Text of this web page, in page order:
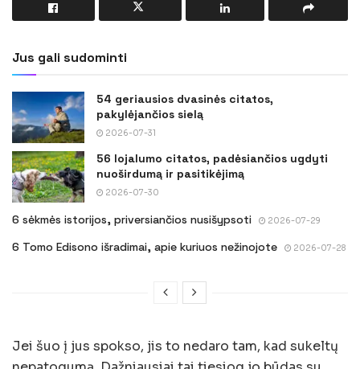
Jus gali sudominti
54 geriausios dvasinės citatos,
pakylėjančios sielą
2026-07-31
56 lojalumo citatos, padėsiančios ugdyti
nuoširdumą ir pasitikėjimą
2026-07-30
6 sėkmės istorijos, priversiančios nusišypsoti 2026-07-29
6 Tomo Edisono išradimai, apie kuriuos nežinojote 2026-07-28
Jei šuo į jus spokso, jis to nedaro tam, kad sukeltų